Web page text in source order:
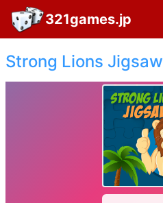
321games.jp
Strong Lions Jigsaw